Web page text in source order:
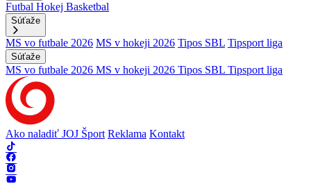
Futbal Hokej Basketbal
Súťaže
MS vo futbale 2026 MS v hokeji 2026 Tipos SBL Tipsport liga
Súťaže
MS vo futbale 2026 MS v hokeji 2026 Tipos SBL Tipsport liga
Ako naladiť JOJ Šport Reklama Kontakt